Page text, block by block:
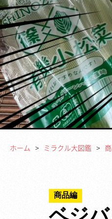
ホーム ミラクル大図鑑
商品編